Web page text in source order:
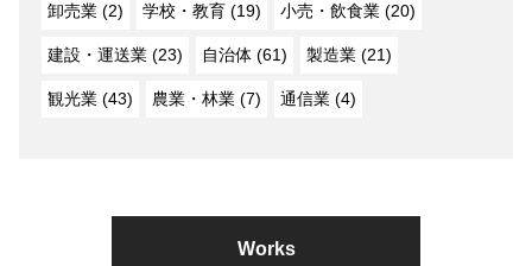
卸売業 (2) 学校・教育 (19) 小売・飲食業 (20)
建設・運送業 (23) 自治体 (61) 製造業 (21)
観光業 (43) 農業・林業 (7) 通信業 (4)
Works